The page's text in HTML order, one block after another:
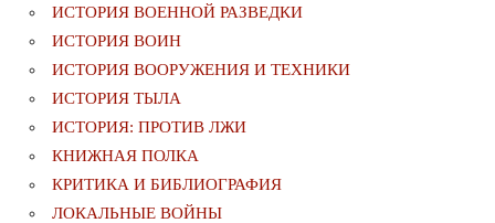
ИСТОРИЯ ВОЕННОЙ РАЗВЕДКИ
ИСТОРИЯ ВОИН
ИСТОРИЯ ВООРУЖЕНИЯ И ТЕХНИКИ
ИСТОРИЯ ТЫЛА
ИСТОРИЯ: ПРОТИВ ЛЖИ
КНИЖНАЯ ПОЛКА
КРИТИКА И БИБЛИОГРАФИЯ
ЛОКАЛЬНЫЕ ВОЙНЫ